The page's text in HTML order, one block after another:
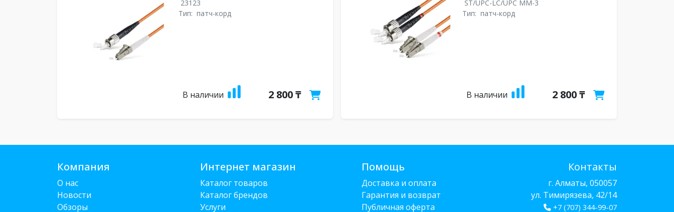
23123
Тип: патч-корд
В наличии 2 800 ₸
ST/UPC-LC/UPC MM-3
Тип: патч-корд
В наличии 2 800 ₸
Компания
О нас
Новости
Обзоры
Интернет магазин
Каталог товаров
Каталог брендов
Услуги
Помощь
Доставка и оплата
Гарантия и возврат
Публичная оферта
Контакты
г. Алматы, 050057
ул. Тимирязева, 42/14
+7 (707) 344-99-07